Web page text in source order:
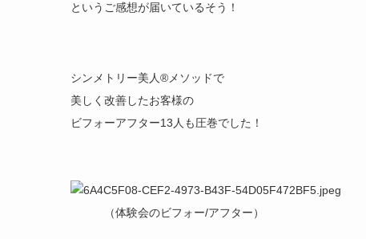
というご感想が届いているそう！
シンメトリー美人®メソッドで
美しく改善したお客様の
ビフォーアフター13人も圧巻でした！
（体験会のビフォー/アフター）